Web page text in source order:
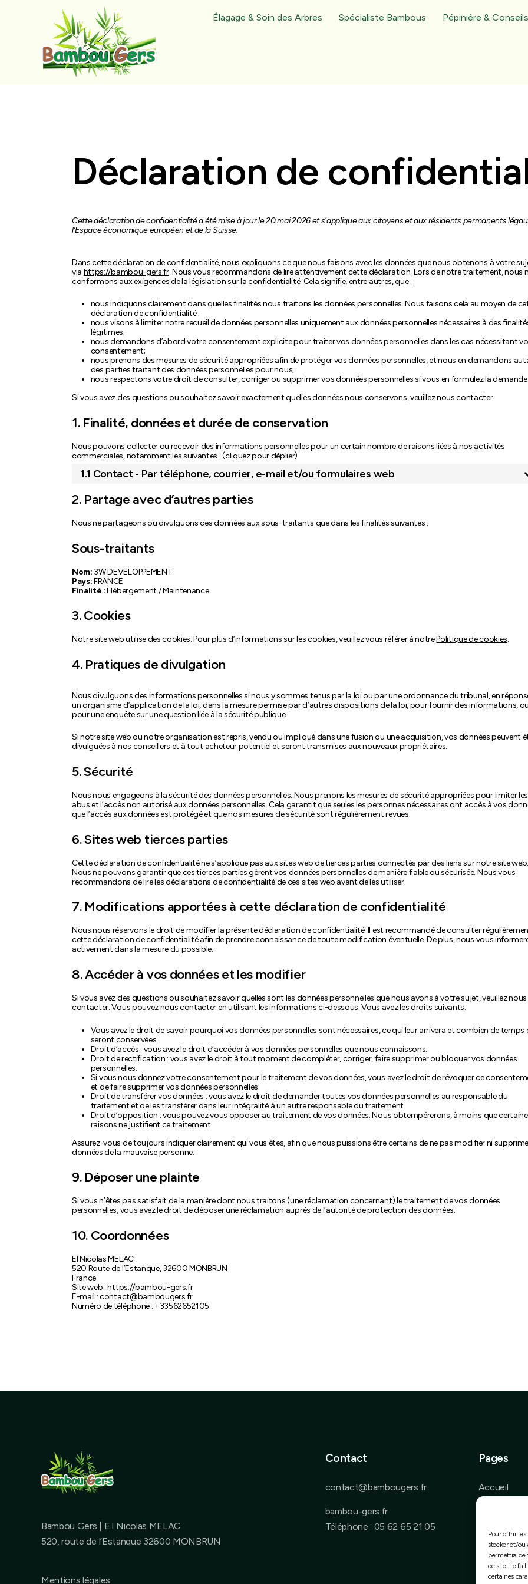
Pour offrir
stocker et/ou
permettra de
ce site. Le
certaines
Élagage & Soin des Arbres Spécialiste Bambous Pépinière & Conseils
Déclaration de
Cette déclaration de confidentialité a été mise à jour le 20 mai 2026 et s’applique aux citoyens et aux résidents permanents
l’Espace économique européen et de la Suisse.
Dans cette déclaration de confidentialité, nous expliquons ce que nous faisons avec les données que nous obtenons à votre
via https://bambou-gers.fr. Nous vous recommandons de lire attentivement cette déclaration. Lors de notre traitement, nous
conformons aux exigences de la législation sur la confidentialité. Cela signifie, entre autres, que :
nous indiquons clairement dans quelles finalités nous traitons les données personnelles. Nous faisons cela au moyen de
déclaration de confidentialité ;
nous visons à limiter notre recueil de données personnelles uniquement aux données personnelles nécessaires à des
légitimes;
nous demandons d’abord votre consentement explicite pour traiter vos données personnelles dans les cas nécessitant
consentement;
nous prenons des mesures de sécurité appropriées afin de protéger vos données personnelles, et nous en demandons
des parties traitant des données personnelles pour nous;
nous respectons votre droit de consulter, corriger ou supprimer vos données personnelles si vous en formulez la demande.
Si vous avez des questions ou souhaitez savoir exactement quelles données nous conservons, veuillez nous contacter.
1. Finalité, données et durée de conservation
Nous pouvons collecter ou recevoir des informations personnelles pour un certain nombre de raisons liées à nos activités
commerciales, notamment les suivantes : (cliquez pour déplier)
1.1 Contact - Par téléphone, courrier, e-mail et/ou formulaires web
2. Partage avec d’autres parties
Nous ne partageons ou divulguons ces données aux sous-traitants que dans les finalités suivantes :
Sous-traitants
Nom: 3W DEVELOPPEMENT
Pays:FRANCE
Finalité :Hébergement / Maintenance
3. Cookies
Notre site web utilise des cookies. Pour plus d’informations sur les cookies, veuillez vous référer à notrePolitique de cookies.
4. Pratiques de divulgation
Nous divulguons des informations personnelles si nous y sommes tenus par la loi ou par une ordonnance du tribunal, en
un organisme d’application de la loi, dans la mesure permise par d’autres dispositions de la loi, pour fournir des informations, ou
pour une enquête sur une question liée à la sécurité publique.
Si notre site web ou notre organisation est repris, vendu ou impliqué dans une fusion ou une acquisition, vos données peuvent
divulguées à nos conseillers et à tout acheteur potentiel et seront transmises aux nouveaux propriétaires.
5. Sécurité
Nous nous engageons à la sécurité des données personnelles. Nous prenons les mesures de sécurité appropriées pour limiter les
abus et l’accès non autorisé aux données personnelles. Cela garantit que seules les personnes nécessaires ont accès à vos
que l’accès aux données est protégé et que nos mesures de sécurité sont régulièrement revues.
6. Sites web tierces parties
Cette déclaration de confidentialité ne s’applique pas aux sites web de tierces parties connectés par des liens sur notre site web.
Nous ne pouvons garantir que ces tierces parties gèrent vos données personnelles de manière fiable ou sécurisée. Nous vous
recommandons de lire les déclarations de confidentialité de ces sites web avant de les utiliser.
7. Modifications apportées à cette déclaration de confidentialité
Nous nous réservons le droit de modifier la présente déclaration de confidentialité. Il est recommandé de consulter
cette déclaration de confidentialité afin de prendre connaissance de toute modification éventuelle. De plus, nous vous
activement dans la mesure du possible.
8. Accéder à vos données et les modifier
Si vous avez des questions ou souhaitez savoir quelles sont les données personnelles que nous avons à votre sujet, veuillez nous
contacter. Vous pouvez nous contacter en utilisant les informations ci-dessous. Vous avez les droits suivants:
Vous avez le droit de savoir pourquoi vos données personnelles sont nécessaires, ce qui leur arrivera et combien de temps
seront conservées.
Droit d’accès : vous avez le droit d’accéder à vos données personnelles que nous connaissons.
Droit de rectification : vous avez le droit à tout moment de compléter, corriger, faire supprimer ou bloquer vos données
personnelles.
Si vous nous donnez votre consentement pour le traitement de vos données, vous avez le droit de révoquer ce
et de faire supprimer vos données personnelles.
Droit de transférer vos données : vous avez le droit de demander toutes vos données personnelles au responsable du
traitement et de les transférer dans leur intégralité à un autre responsable du traitement.
Droit d’opposition : vous pouvez vous opposer au traitement de vos données. Nous obtempérerons, à moins que
raisons ne justifient ce traitement.
Assurez-vous de toujours indiquer clairement qui vous êtes, afin que nous puissions être certains de ne pas modifier ni
données de la mauvaise personne.
9. Déposer une plainte
Si vous n’êtes pas satisfait de la manière dont nous traitons (une réclamation concernant) le traitement de vos données
personnelles, vous avez le droit de déposer une réclamation auprès de l’autorité de protection des données.
10. Coordonnées
EI Nicolas MELAC
520 Route de l’Estanque, 32600 MONBRUN
France
Site web :https://bambou-gers.fr
E-mail :contact@bambougers.fr
Numéro de téléphone : +33562652105
Bambou Gers | E.I Nicolas MELAC
520, route de l’Estanque 32600 MONBRUN
Mentions légales
Contact
contact@bambougers.fr
bambou-gers.fr
Téléphone : 05 62 65 21 05
Pages
Accueil
Spécialiste
Pépinière
Entretien